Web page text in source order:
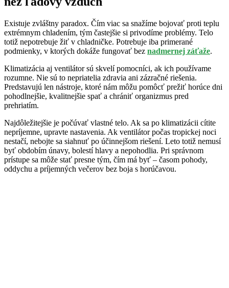
Existuje zvláštny paradox. Čím viac sa snažíme bojovať proti teplu
extrémnym chladením, tým častejšie si privodíme problémy. Telo
totiž nepotrebuje žiť v chladničke. Potrebuje iba primerané
podmienky, v ktorých dokáže fungovať bez nadmernej záťaže.
Klimatizácia aj ventilátor sú skvelí pomocníci, ak ich používame
rozumne. Nie sú to nepriatelia zdravia ani zázračné riešenia.
Predstavujú len nástroje, ktoré nám môžu pomôcť prežiť horúce dni
pohodlnejšie, kvalitnejšie spať a chrániť organizmus pred
prehriatím.
Najdôležitejšie je počúvať vlastné telo. Ak sa po klimatizácii cítite
nepríjemne, upravte nastavenia. Ak ventilátor počas tropickej noci
nestačí, nebojte sa siahnuť po účinnejšom riešení. Leto totiž nemusí
byť obdobím únavy, bolestí hlavy a nepohodlia. Pri správnom
prístupe sa môže stať presne tým, čím má byť – časom pohody,
oddychu a príjemných večerov bez boja s horúčavou.